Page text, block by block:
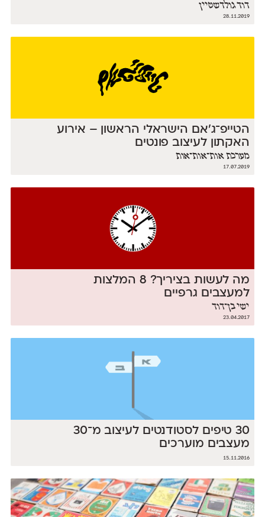
דוד גולדשטיין
28.11.2019
הטייפ־ג'אם הישראלי הראשון – אירוע
האקתון לעיצוב פונטים
מערכת אות־אות־אות
17.07.2019
מה לעשות בציריך? 8 המלצות
למעצבים גרפיים
ישי בן־דוד
23.04.2017
30 טיפים לסטודנטים לעיצוב מ־30
מעצבים מוערכים
15.11.2016